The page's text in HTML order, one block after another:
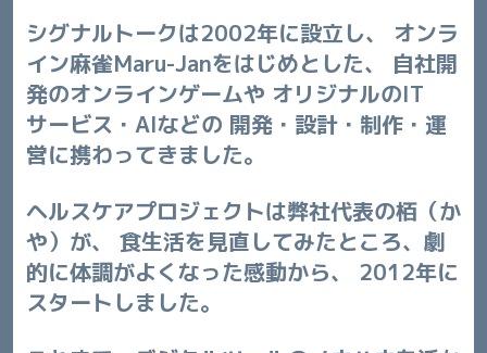
シグナルトークは2002年に設立し、
オンラ
イン麻雀Maru-Janをはじめとした、
自社開
発のオンラインゲームや オリジナルのIT
サービス・AIなどの 開発・設計・制作・運
営に携わってきました。
ヘルスケアプロジェクトは弊社代表の栢（か
や）が、
食生活を見直してみたところ、劇
的に体調がよくなった感動から、
2012年に
スタートしました。